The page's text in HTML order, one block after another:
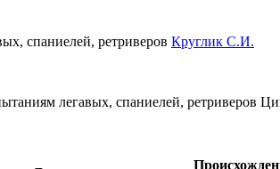
спаниелей, ретриверов Круглик С.И.
легавых, спаниелей, ретриверов